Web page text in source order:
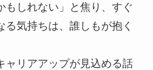
もしれない」と焦り、すぐ
る気持ちは、誰しもが抱く
ャリアアップが見込める話